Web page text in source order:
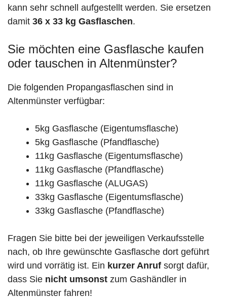
kann sehr schnell aufgestellt werden. Sie ersetzen
damit 36 x 33 kg Gasflaschen.
Sie möchten eine Gasflasche kaufen
oder tauschen in Altenmünster?
Die folgenden Propangasflaschen sind in
Altenmünster verfügbar:
5kg Gasflasche (Eigentumsflasche)
5kg Gasflasche (Pfandflasche)
11kg Gasflasche (Eigentumsflasche)
11kg Gasflasche (Pfandflasche)
11kg Gasflasche (ALUGAS)
33kg Gasflasche (Eigentumsflasche)
33kg Gasflasche (Pfandflasche)
Fragen Sie bitte bei der jeweiligen Verkaufsstelle
nach, ob Ihre gewünschte Gasflasche dort geführt
wird und vorrätig ist. Ein kurzer Anruf sorgt dafür,
dass Sie nicht umsonst zum Gashändler in
Altenmünster fahren!